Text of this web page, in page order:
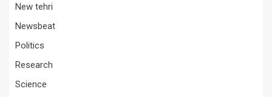
New tehri
Newsbeat
Politics
Research
Science